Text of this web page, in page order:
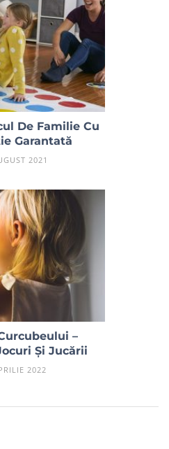
De Familie Cu
Garantată
2021
–
Și Jucării
2022